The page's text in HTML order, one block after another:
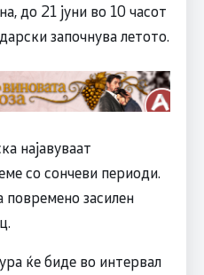
до 21 јуни во 10 часот
започнува летото.
најавуваат
со сончеви периоди.
повремено засилен
ќе биде во интервал